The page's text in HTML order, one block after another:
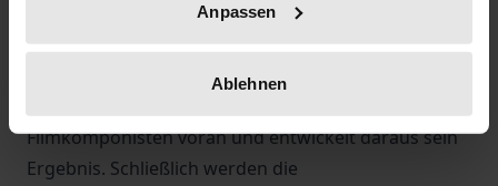
Anpassen
Ablehnen
Leistungsschutzrechte des Filmkomponisten. Der
dann folgenden zentralen Auseinandersetzung mit
dem Urbeberrecht am Filmwerk stellt er eine
Filmkomponisten voran und entwickelt daraus sein
Ergebnis. Schließlich werden die